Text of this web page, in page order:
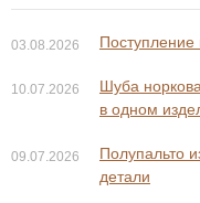
58 800 ₽
03.08.2026 Поступление
10.07.2026
Шуба
в одном
09.07.2026
Полупальто
детали